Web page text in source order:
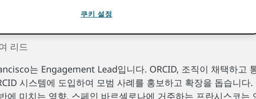
프란시스코 알시나
리드
는 Engagement Lead입니다. ORCID, 조직이 채택하고
시스템에 도입하여 모범 사례를 홍보하고 확장을 돕습니다.
에 미치는 영향. 스페인 바르셀로나에 거주하는 프란시스코는
쿠키 설정